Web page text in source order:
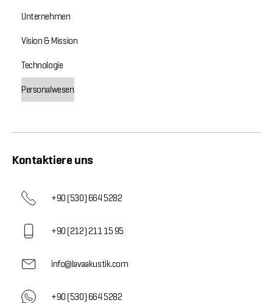
Unternehmen
Vision & Mission
Technologie
Personalwesen
Kontaktiere uns
+90 (530) 664 5282
+90 (212) 211 15 95
info@lavaakustik.com
+90 (530) 664 5282